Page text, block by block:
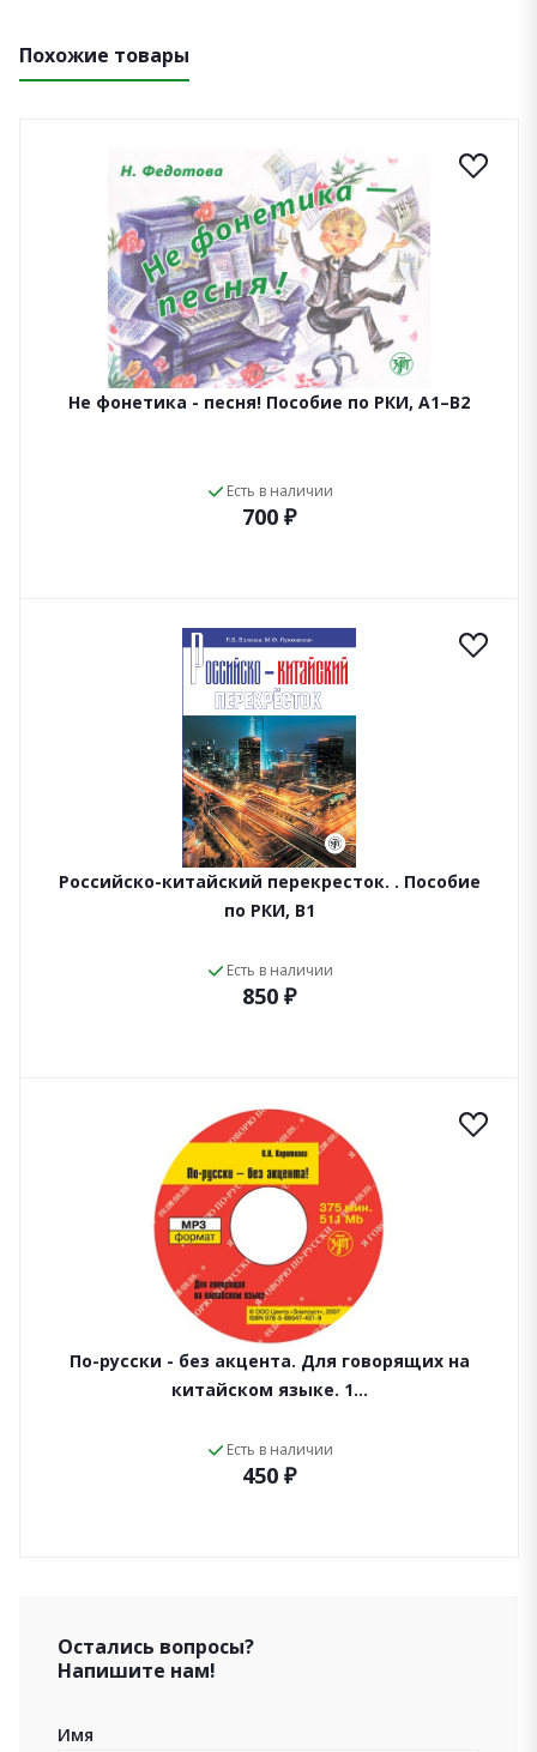
Похожие товары
Не фонетика - песня! Пособие по РКИ, A1–B2
Есть в наличии
700 ₽
Российско-китайский перекресток. . Пособие
по РКИ, B1
Есть в наличии
850 ₽
По-русски - без акцента. Для говорящих на
китайском языке. 1…
Есть в наличии
450 ₽
Остались вопросы?
Напишите нам!
Имя